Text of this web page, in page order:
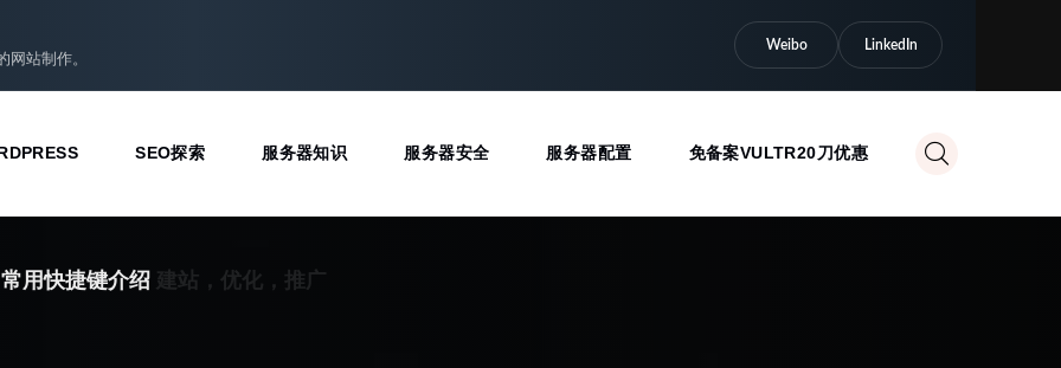
网站制作。
Weibo LinkedIn
SEO探索 服务器知识 服务器安全 服务器配置 免备案VULTR20刀优惠
用快捷键介绍 建站，优化，推广